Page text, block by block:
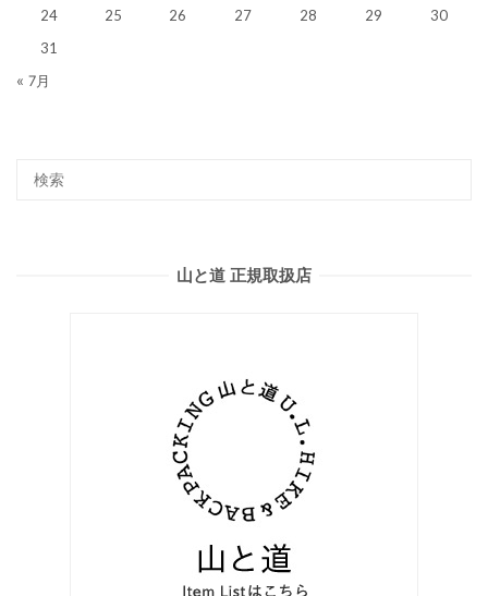
24
25 26 27 28 29
30
31
« 7月
山と道 正規取扱店